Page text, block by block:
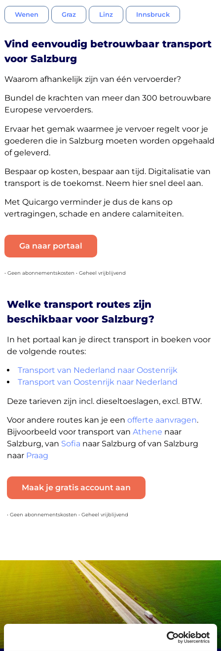
Wenen Graz Linz Innsbruck
Vind eenvoudig betrouwbaar transport
voor Salzburg
Waarom afhankelijk zijn van één vervoerder?
Bundel de krachten van meer dan 300 betrouwbare
Europese vervoerders.
Ervaar het gemak waarmee je vervoer regelt voor je
goederen die in Salzburg moeten worden opgehaald
of geleverd.
Bespaar op kosten, bespaar aan tijd. Digitalisatie van
transport is de toekomst. Neem hier snel deel aan.
Met Quicargo verminder je dus de kans op
vertragingen, schade en andere calamiteiten.
Ga naar portaal
• Geen abonnementskosten • Geheel vrijblijvend
Welke transport routes zijn
beschikbaar voor Salzburg?
In het portaal kan je direct transport in boeken voor
de volgende routes:
Transport van Nederland naar Oostenrijk
Transport van Oostenrijk naar Nederland
Deze tarieven zijn incl. dieseltoeslagen, excl. BTW.
Voor andere routes kan je een offerte aanvragen.
Bijvoorbeeld voor transport van Athene naar
Salzburg, van Sofia naar Salzburg of van Salzburg
naar Praag
Maak je gratis account aan
• Geen abonnementskosten • Geheel vrijblijvend